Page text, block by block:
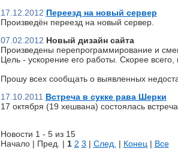
17.12.2012 Переезд на новый сервер
Произведён переезд на новый сервер.
07.02.2012 Новый дизайн сайта
Произведены перепрограммирование и
Цель - ускорение его работы. Скорее всего,
Прошу всех сообщать о выявленных
17.10.2011 Встреча в сукке рава Шерки
17 октября (19 хешвана) состоялась
Новости 1 - 5 из 15
Начало | Пред. | 1 2 3 | След. | Конец | Все